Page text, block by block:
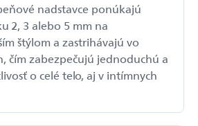
nadstavce ponúkajú
2, 3 alebo 5 mm na
štýlom a zastrihávajú vo
čím zabezpečujú jednoduchú a
o celé telo, aj v intímnych